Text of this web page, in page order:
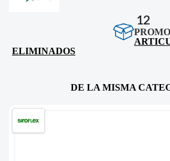
12
ELIMINADOS
DE LA MISMA